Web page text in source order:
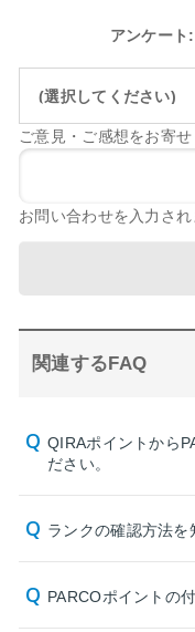
アンケート
(選択してください)
ご意見・ご感想をお寄
お問い合わせを入力さ
関連するFAQ
QIRAポイントから
ださい。
ランクの確認方法を
PARCOポイントの